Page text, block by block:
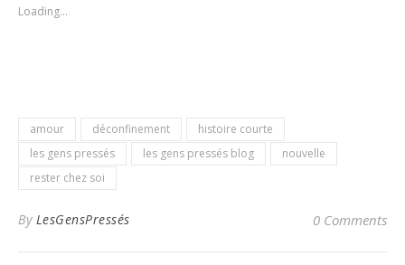
window)
Loading...
amour déconfinement
histoire courte
les gens pressés
les gens pressés blog
nouvelle
rester chez soi
By LesGensPressés 0 Comments